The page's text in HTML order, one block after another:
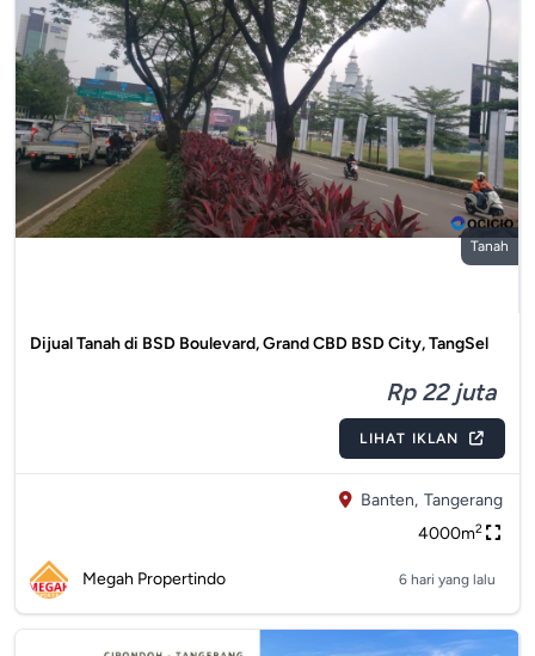
Tanah
Dijual Tanah di BSD Boulevard, Grand CBD BSD City, TangSel
Rp 22 juta
LIHAT IKLAN
Banten, Tangerang
4000m2
Megah Propertindo 6 hari yang lalu